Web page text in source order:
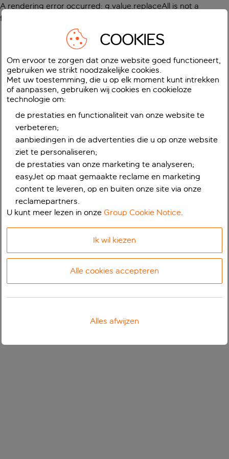
A rendering error occurred: g.value.replaceAll is not a
function
COOKIES
Om ervoor te zorgen dat onze website goed functioneert,
gebruiken we strikt noodzakelijke cookies.
Met uw toestemming, die u op elk moment kunt intrekken
of aanpassen, gebruiken wij cookies en cookieloze
technologie om:
de prestaties en functionaliteit van onze website te
verbeteren;
aanbiedingen in de advertenties die u op onze website
ziet te personaliseren;
de prestaties van onze marketing te analyseren;
easyJet op maat gemaakte reclame en marketing
content te leveren, op en buiten onze site via onze
reclamepartners.
U kunt meer lezen in onzeGroup Cookie Notice.
Ik wil kiezen
Alle cookies accepteren
Alles afwijzen